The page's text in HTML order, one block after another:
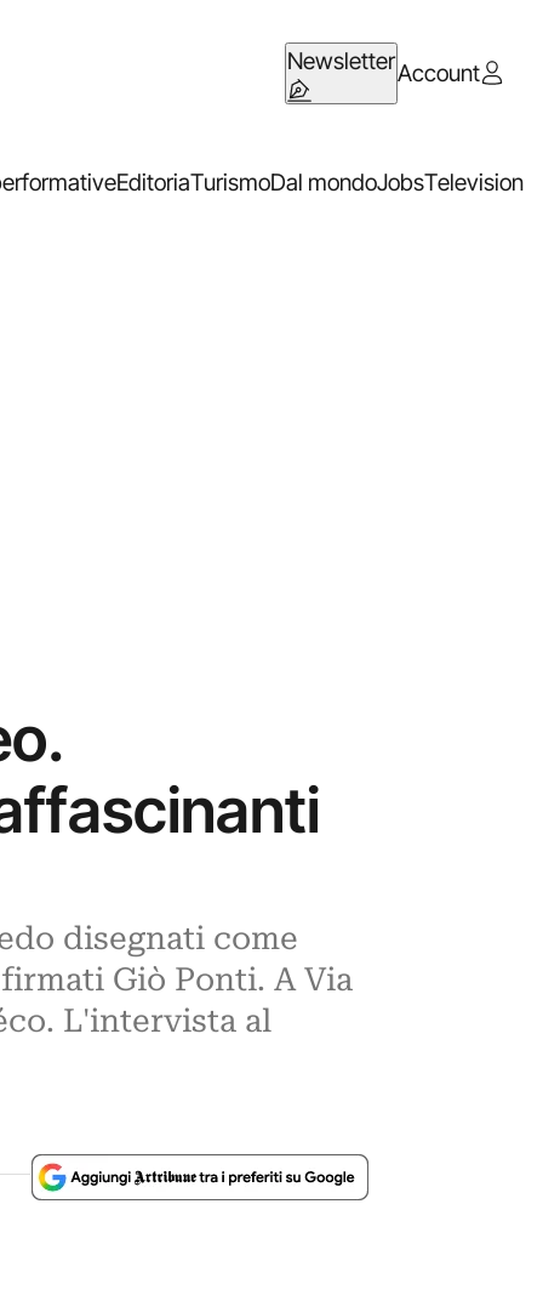
NewsletterAccount
EditoriaTurismoDal mondoJobsTelevision
disegnati come
Giò Ponti. A Via
L'intervista al